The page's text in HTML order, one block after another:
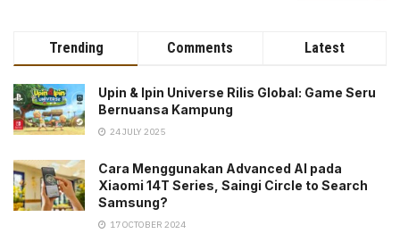
Trending Comments Latest
Upin & Ipin Universe Rilis Global: Game Seru
Bernuansa Kampung
24 JULY 2025
Cara Menggunakan Advanced AI pada
Xiaomi 14T Series, Saingi Circle to Search
Samsung?
17 OCTOBER 2024